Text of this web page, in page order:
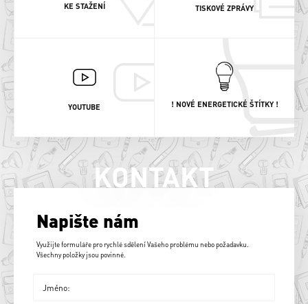
KE STAŽENÍ TISKOVÉ ZPRÁVY
YOUTUBE ! NOVÉ ENERGETICKÉ ŠTÍTKY !
KONTAKT
Napište nám
Využijte formuláře pro rychlé sdělení Vašeho problému nebo požadavku.
Všechny položky jsou povinné.